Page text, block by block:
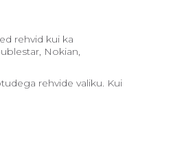
rehvid kui ka
Nokian,
rehvide valiku. Kui